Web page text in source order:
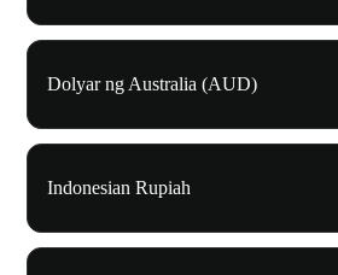
Dolyar ng Australia (AUD)
Indonesian Rupiah